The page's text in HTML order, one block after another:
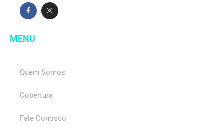
MENU
Quem Somos
Cobertura
Fale Conosco